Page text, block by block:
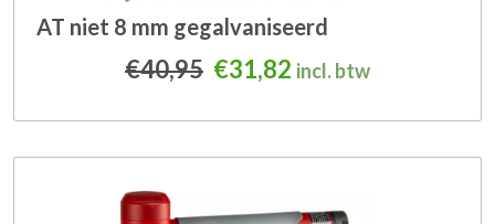
AT niet 8 mm gegalvaniseerd
€40,95 Oorspronkelijke prijs
€31,82 Huidige prijs is:
incl. btw